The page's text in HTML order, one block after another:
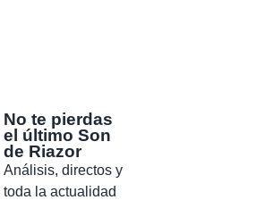
No te pierdas
el último Son
de Riazor
Análisis, directos y
toda la actualidad